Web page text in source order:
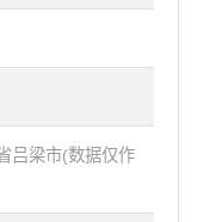
吕梁市(数据仅作